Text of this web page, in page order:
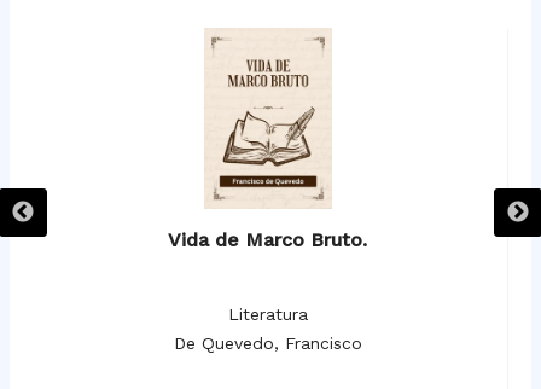
Vida de Marco Bruto.
Literatura
De Quevedo, Francisco